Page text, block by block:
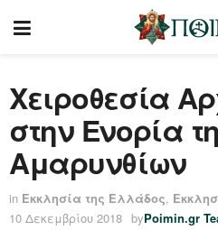
Χειροθεσία
στην Ενορία
Αμαρυνθίων
in Εκκλησία της Ελλάδος,
10 Δεκεμβρίου 2018 byPoimin.gr